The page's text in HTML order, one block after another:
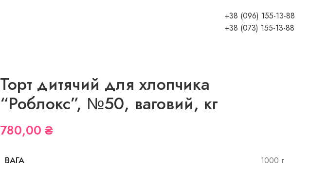
+38 (096) 155-13-88
+38 (073) 155-13-88
Торт дитячий для хлопчика
“Роблокс”, №50, ваговий, кг
780,00 ₴
ВАГА 1000 г